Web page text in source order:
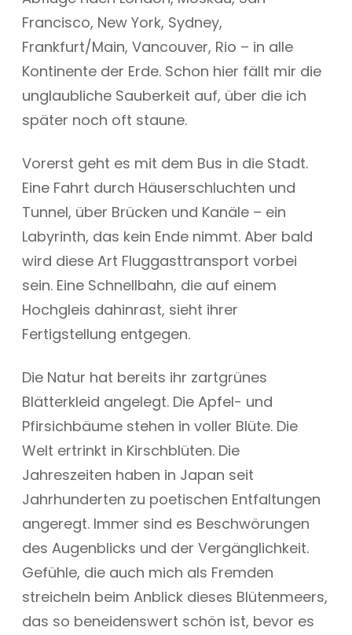
Francisco, New York, Sydney,
Frankfurt/Main, Vancouver, Rio – in alle
Kontinente der Erde. Schon hier fällt mir die
unglaubliche Sauberkeit auf, über die ich
später noch oft staune.
Vorerst geht es mit dem Bus in die Stadt.
Eine Fahrt durch Häuserschluchten und
Tunnel, über Brücken und Kanäle – ein
Labyrinth, das kein Ende nimmt. Aber bald
wird diese Art Fluggasttransport vorbei
sein. Eine Schnellbahn, die auf einem
Hochgleis dahinrast, sieht ihrer
Fertigstellung entgegen.
Die Natur hat bereits ihr zartgrünes
Blätterkleid angelegt. Die Apfel- und
Pfirsichbäume stehen in voller Blüte. Die
Welt ertrinkt in Kirschblüten. Die
Jahreszeiten haben in Japan seit
Jahrhunderten zu poetischen Entfaltungen
angeregt. Immer sind es Beschwörungen
des Augenblicks und der Vergänglichkeit.
Gefühle, die auch mich als Fremden
streicheln beim Anblick dieses Blütenmeers,
das so beneidenswert schön ist, bevor es